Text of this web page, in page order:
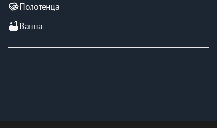
Полотенца
bathtubВанна